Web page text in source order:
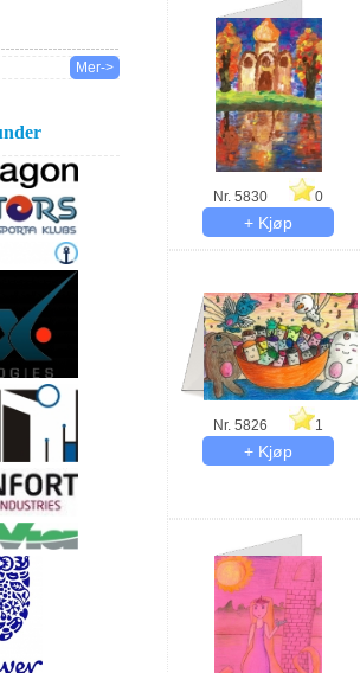
Mer->
Nr. 5830 0
Nr. 5826 1